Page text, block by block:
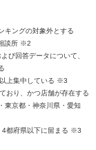
キングの対象外とする
談所 ※2
び回答データについて、
上集中している ※3
おり、かつ店舗が存在する
東京都・神奈川県・愛知
4都府県以下に留まる ※3